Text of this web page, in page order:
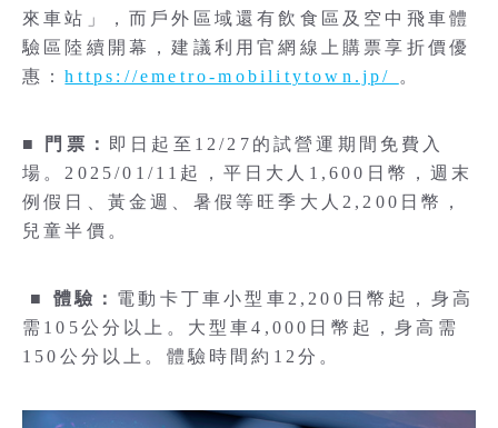
來車站」，而戶外區域還有飲食區及空中飛車體
驗區陸續開幕，建議利用官網線上購票享折價優
惠：https://emetro-mobilitytown.jp/ 。
■ 門票：
即日起至12/27的試營運期間免費入
場。2025/01/11起，平日大人1,600日幣，週末
例假日、黃金週、暑假等旺季大人2,200日幣，
兒童半價。
■ 體驗： 電動卡丁車小型車2,200日幣起，身高
需105公分以上。大型車4,000日幣起，身高需
150公分以上。體驗時間約12分。